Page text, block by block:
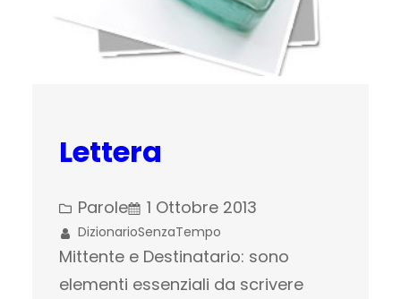
Lettera
Parole 1 Ottobre 2013
DizionarioSenzaTempo
Mittente e Destinatario: sono
elementi essenziali da scrivere